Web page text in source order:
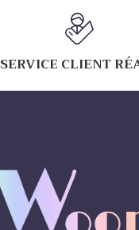
SERVICE CLIENT